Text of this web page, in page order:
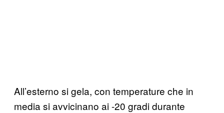
All’esterno si gela, con temperature che in
media si avvicinano ai -20 gradi durante